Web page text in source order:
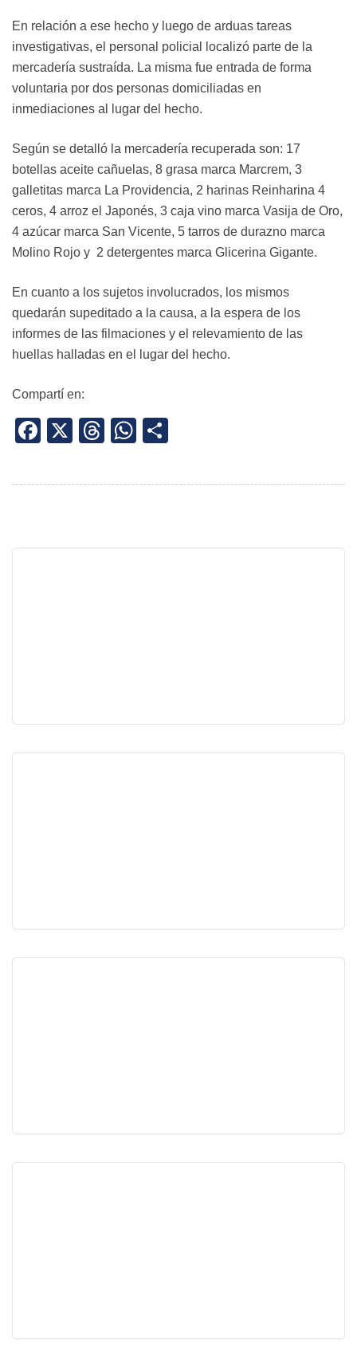
En relación a ese hecho y luego de arduas tareas
investigativas, el personal policial localizó parte de la
mercadería sustraída. La misma fue entrada de forma
voluntaria por dos personas domiciliadas en
inmediaciones al lugar del hecho.
Según se detalló la mercadería recuperada son: 17
botellas aceite cañuelas, 8 grasa marca Marcrem, 3
galletitas marca La Providencia, 2 harinas Reinharina 4
ceros, 4 arroz el Japonés, 3 caja vino marca Vasija de Oro,
4 azúcar marca San Vicente, 5 tarros de durazno marca
Molino Rojo y 2 detergentes marca Glicerina Gigante.
En cuanto a los sujetos involucrados, los mismos
quedarán supeditado a la causa, a la espera de los
informes de las filmaciones y el relevamiento de las
huellas halladas en el lugar del hecho.
Compartí en:
Facebook
X Threads
WhatsApp